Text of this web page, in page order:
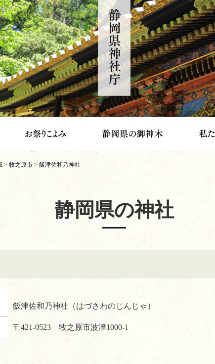
静岡県神社庁
> 牧之原市 > 飯津佐和乃神社
静岡県の神社
飯津佐和乃神社（はづさわのじんじゃ）
〒421-0523 牧之原市波津1000-1